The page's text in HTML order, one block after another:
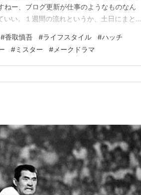
ー、ブログ更新が仕事のようなものなん
い。１週間の流れというか、土日にまとめ
い！」と思いつく。１回で仕上げられなく
#香取慎吾 #ライフスタイル #ハッチ
#ミスター # メークドラマ